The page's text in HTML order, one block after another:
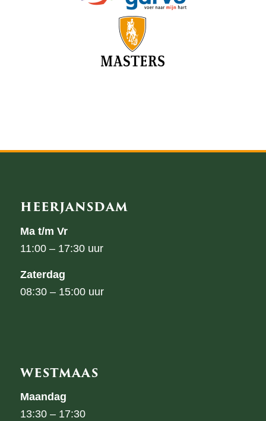
HEERJANSDAM
Ma t/m Vr
11:00 – 17:30 uur
Zaterdag
08:30 – 15:00 uur
WESTMAAS
Maandag
13:30 – 17:30